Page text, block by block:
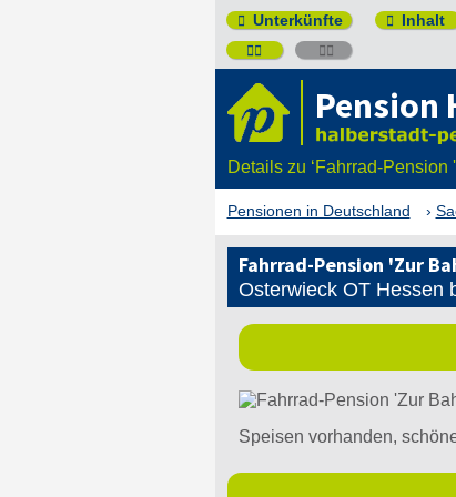
 Unterkünfte  Inhalt
 
Pension
Details zu ‘Fahrrad-
Pensionen in Deutschland
Fahrrad-Pension 'Zur
Osterwieck OT Hessen
Speisen vorhanden,